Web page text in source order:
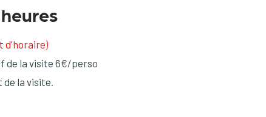
d'horaire)
de la visite 6€/perso
de la visite.